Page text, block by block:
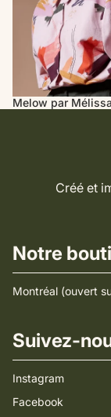
Melow par
Créé et
Notre
Montréal (ouvert
Suivez-
Instagram
Facebook